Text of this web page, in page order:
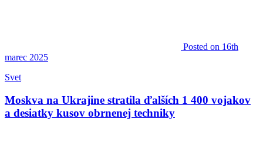
Posted on 16th
marec 2025
Svet
Moskva na Ukrajine stratila ďalších 1 400 vojakov
a desiatky kusov obrnenej techniky